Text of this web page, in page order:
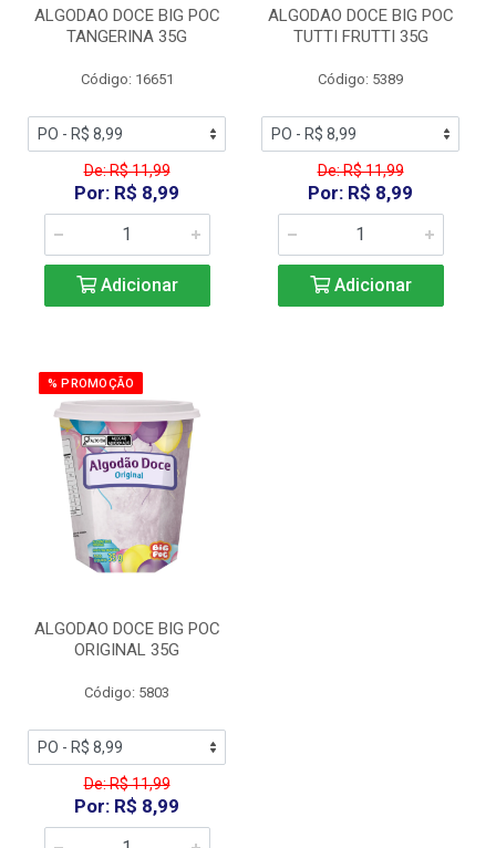
ALGODAO DOCE BIG POC
TANGERINA 35G
Código: 16651
De: R$ 11,99
Por: R$ 8,99
Adicionar
ALGODAO DOCE BIG POC
TUTTI FRUTTI 35G
Código: 5389
De: R$ 11,99
Por: R$ 8,99
Adicionar
% PROMOÇÃO
ALGODAO DOCE BIG POC
ORIGINAL 35G
Código: 5803
De: R$ 11,99
Por: R$ 8,99